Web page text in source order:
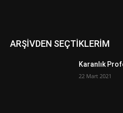
ARŞİVDEN SEÇTİKLERİM
Karanlık
22 Mart 2021